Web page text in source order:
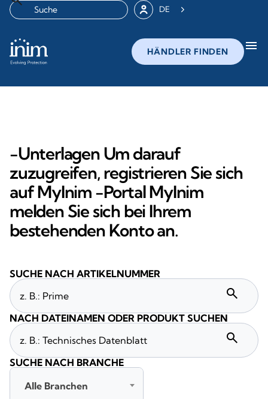
DE
HÄNDLER FINDEN menu
-Unterlagen Um darauf
zuzugreifen, registrieren Sie sich
auf MyInim -Portal MyInim
melden Sie sich bei Ihrem
bestehenden Konto an.
SUCHE NACH ARTIKELNUMMER
search
NACH DATEINAMEN ODER PRODUKT SUCHEN
search
SUCHE NACH BRANCHE
Alle Branchen